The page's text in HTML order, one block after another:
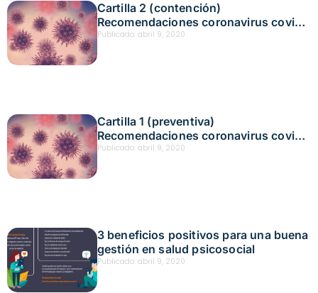
Cartilla 2 (contención)
Recomendaciones coronavirus covid-
19
Publicado: abril 9, 2020
Cartilla 1 (preventiva)
Recomendaciones coronavirus covid-
19
Publicado: abril 9, 2020
3 beneficios positivos para una buena
gestión en salud psicosocial
Publicado: abril 9, 2020